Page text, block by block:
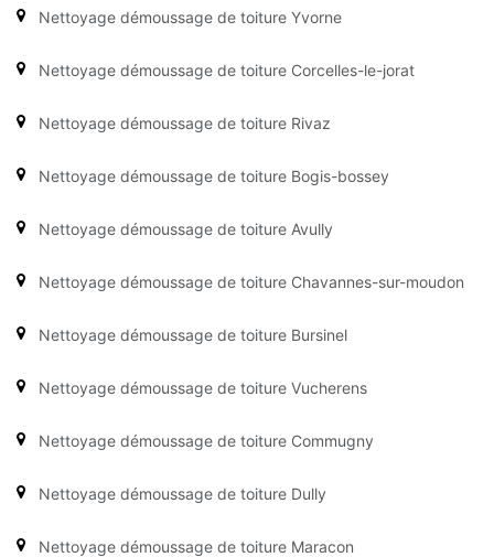
Nettoyage démoussage de toiture Yvorne
Nettoyage démoussage de toiture Corcelles-le-jorat
Nettoyage démoussage de toiture Rivaz
Nettoyage démoussage de toiture Bogis-bossey
Nettoyage démoussage de toiture Avully
Nettoyage démoussage de toiture Chavannes-sur-moudon
Nettoyage démoussage de toiture Bursinel
Nettoyage démoussage de toiture Vucherens
Nettoyage démoussage de toiture Commugny
Nettoyage démoussage de toiture Dully
Nettoyage démoussage de toiture Maracon